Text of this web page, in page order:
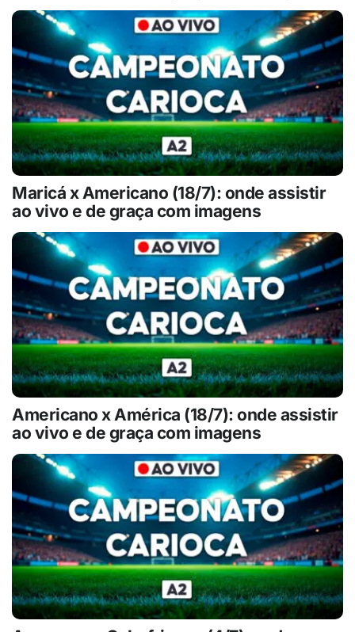
Maricá x Americano (18/7): onde assistir
ao vivo e de graça com imagens
Americano x América (18/7): onde assistir
ao vivo e de graça com imagens